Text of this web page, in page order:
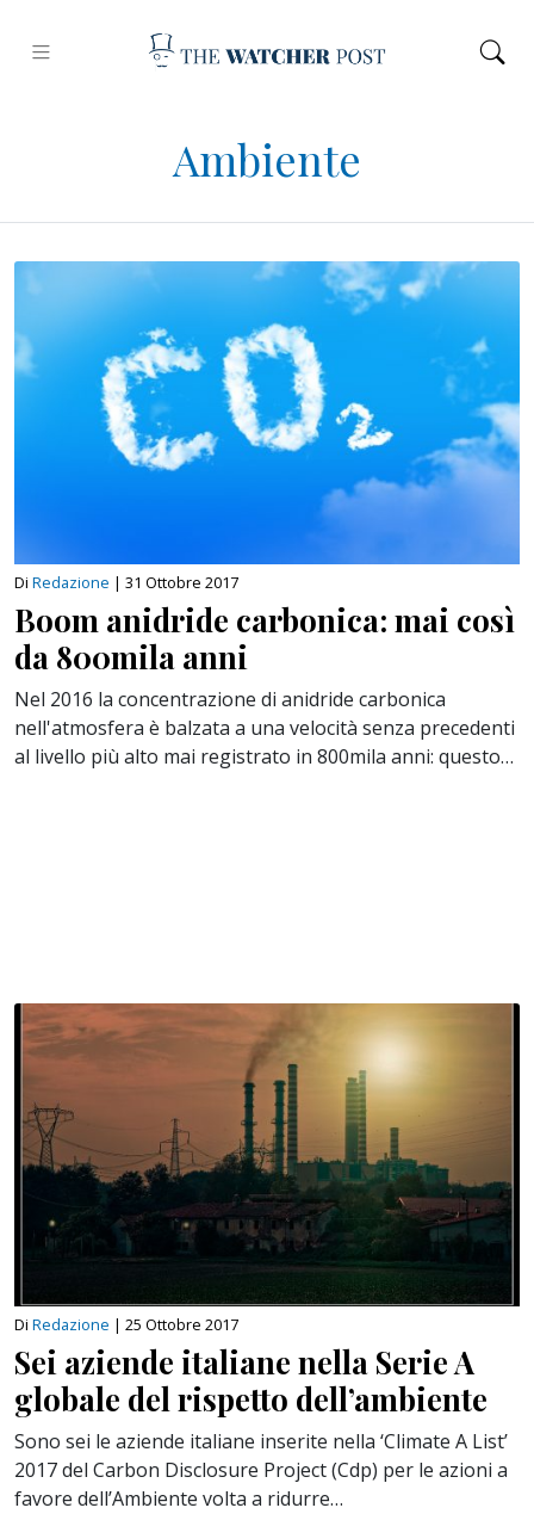
Ambiente
Di Redazione | 31 Ottobre 2017
Boom anidride carbonica: mai così
da 800mila anni
Nel 2016 la concentrazione di anidride carbonica
nell'atmosfera è balzata a una velocità senza precedenti
al livello più alto mai registrato in 800mila anni: questo…
Di Redazione | 25 Ottobre 2017
Sei aziende italiane nella Serie A
globale del rispetto dell’ambiente
Sono sei le aziende italiane inserite nella ‘Climate A List’
2017 del Carbon Disclosure Project (Cdp) per le azioni a
favore dell’Ambiente volta a ridurre…